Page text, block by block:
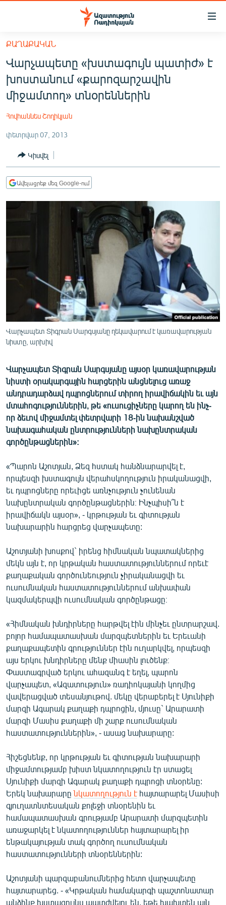
Մատչելիության
հիմնական
բովանդակությանը
Անցնել
հիմնական
մենյուին
ՀԱՅԱՍՏԱՆ
ՔԱՂԱՔԱԿԱՆ
ՏՆՏԵՍՈՒԹՅՈՒՆ
ՂԱՐԱԲԱՂ
ՄԻՋԱԶԳԱՅԻՆ
ՄՇԱԿՈՒՅԹ
ՍՊՈՐՏ
ՄԵԿՆԱԲԱՆՈՒԹՅՈՒՆ
ՏՏ ԵՒ ԻՆՏԵՐՆԵՏ
ԱՐԽԻՎ
ԲԱՆԱՎԵՃ
ՁԳՏԵԼՈՎ ԼԱՎԱԳՈՒՅՆԻՆ
ՓՈԴՔԱՍԹ
Հայերեն
English
Русский
ՀԵՏԵՎԵՔ ՄԵԶ
«Ազատության» բոլոր կայքերը
ՔԱՂԱՔԱԿԱՆ
Վարչապետը «խստագույն պատիժ» է
խոստանում «քարոզարշավին
միջամտող» տնօրեններին
Հովհաննես Շողիկյան
փետրվար 07, 2013
Կիսվել
Ավելացրեք մեզ Google-ում
Վարչապետ Տիգրան Սարգսյանը ղեկավարում է կառավարության
նիստը, արխիվ
Վարչապետ Տիգրան Սարգսյանը այսօր կառավարության
նիստի օրակարգային հարցերին անցնելուց առաջ
անդրադարձավ դպրոցներում տիրող իրավիճակին եւ այն
մտահոգություններին, թե «ուսուցիչները կարող են ինչ-
որ ձեւով միջամտել փետրվարի 18-ին նախանշված
նախագահական ընտրությունների նախընտրական
գործընթացներին»:
«Պարոն Աշոտյան, Ձեզ հստակ հանձնարարվել է,
որպեսզի խստագույն վերահսկողություն իրականացվի,
եւ դպրոցները որեւիցե առնչություն չունենան
նախընտրական գործընթացներին։ Ինչպիսի՞ն է
իրավիճակն այսօր», - կրթության եւ գիտության
նախարարին հարցրեց վարչապետը:
Աշոտյանի խոսքով` իրենց հիմնական նպատակներից
մեկն այն է, որ կրթական հաստատություններում որեւէ
քաղաքական գործունեություն չիրականացվի եւ
ուսումնական հաստատություններում անխափան
կազմակերպվի ուսումնական գործընթացը։
«Հիմնական խնդիրները հարթվել էին մինչեւ ընտրարշավ.
բոլոր համապատասխան մարզպետներին եւ Երեւանի
քաղաքապետին գրություններ էին ուղարկվել, որպեսզի
այս երկու խնդիրները մենք միասին լուծենք։
Փաստագրված երկու ահազանգ է եղել, պարոն
վարչապետ, «Ազատություն» ռադիոկայանի կողմից
վավերացված տեսանյութով. մեկը վերաբերել է Սյունիքի
մարզի Ագարակ քաղաքի դպրոցին, մյուսը` Արարատի
մարզի Մասիս քաղաքի մի շարք ուսումնական
հաստատություններին», - ասաց նախարարը:
Հիշեցնենք, որ կրթության եւ գիտության նախարարի
միջամտությամբ խիստ նկատողություն էր ստացել
Սյունիքի մարզի Ագարակ քաղաքի դպրոցի տնօրենը:
Երեկ նախարարընկատողություն էհայտարարել Մասիսի
գյուղատնտեսական քոլեջի տնօրենին եւ
համապատասխան գրությամբ Արարատի մարզպետին
առաջարկել է նկատողություններ հայտարարել իր
ենթակայության տակ գործող ուսումնական
հաստատությունների տնօրեններին:
Աշոտյանի պարզաբանումներից հետո վարչապետը
հայտարարեց. - «Կրթական համակարգի պաշտոնատար
անձինք խստագույնս պատժվելու են, եթե խախտեն այն